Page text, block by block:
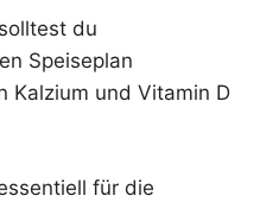
du
Speiseplan
Kalzium und Vitamin D
für die